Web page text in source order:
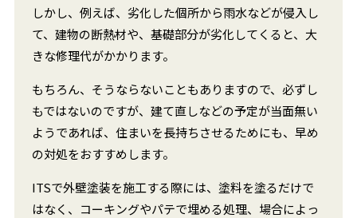
しかし、例えば、劣化した個所から雨水などが侵入し
て、建物の断熱材や、基礎部分が劣化してくると、大
きな修理代がかかります。
もちろん、そうならないこともありますので、必ずし
もではないのですが、建て直しなどの予定が当面無い
ようであれば、住まいを長持ちさせるためにも、早め
の対処をおすすめします。
ITSで外壁塗装を施工する際には、塗料を塗るだけで
はなく、コーキングやパテで埋める処理、場合によっ